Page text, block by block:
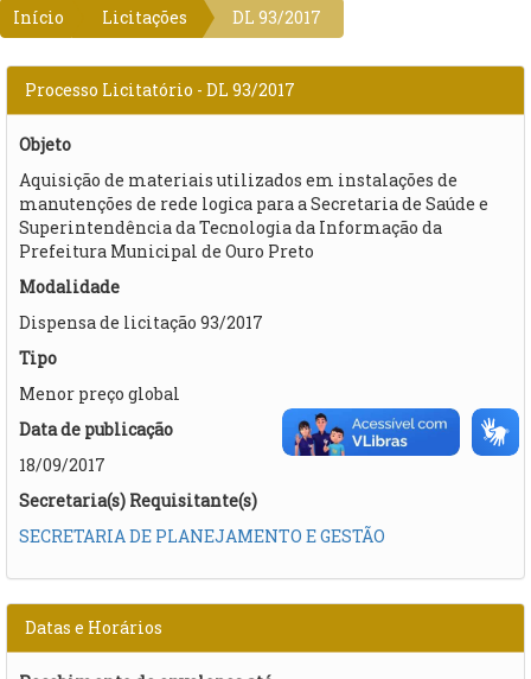
Início Licitações DL 93/2017
Processo Licitatório - DL 93/2017
Objeto
Aquisição de materiais utilizados em instalações de
manutenções de rede logica para a Secretaria de Saúde e
Superintendência da Tecnologia da Informação da
Prefeitura Municipal de Ouro Preto
Modalidade
Dispensa de licitação 93/2017
Tipo
Menor preço global
Data de publicação
18/09/2017
Secretaria(s) Requisitante(s)
SECRETARIA DE PLANEJAMENTO E GESTÃO
Datas e Horários